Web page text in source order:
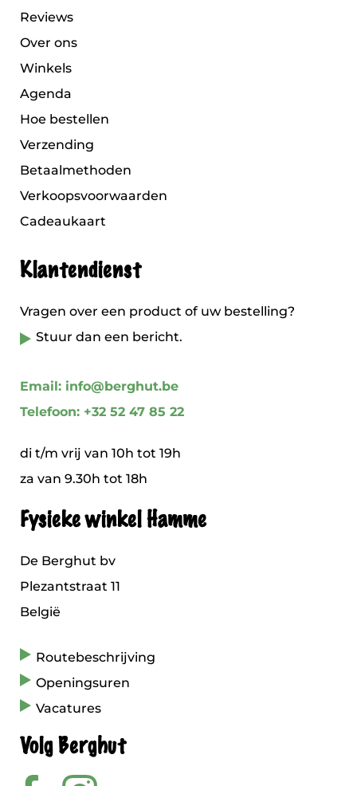
Reviews
Over ons
Winkels
Agenda
Hoe bestellen
Verzending
Betaalmethoden
Verkoopsvoorwaarden
Cadeaukaart
Klantendienst
Vragen over een product of uw bestelling?
Stuur dan een bericht.
Email: info@berghut.be
Telefoon: +32 52 47 85 22
di t/m vrij van 10h tot 19h
za van 9.30h tot 18h
Fysieke winkel Hamme
De Berghut bv
Plezantstraat 11
België
Routebeschrijving
Openingsuren
Vacatures
Volg Berghut